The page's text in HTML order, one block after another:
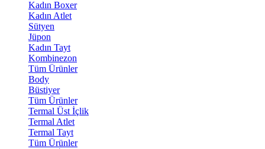
Kadın Boxer
Kadın Atlet
Sütyen
Jüpon
Kadın Tayt
Kombinezon
Tüm Ürünler
Body
Büstiyer
Tüm Ürünler
Termal Üst İçlik
Termal Atlet
Termal Tayt
Tüm Ürünler